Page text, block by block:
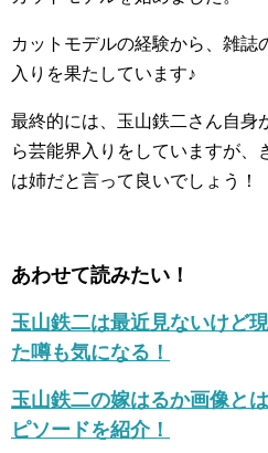
カットモデルの経験から、雑誌
入りを果たしています♪
最終的には、玉山鉄二さん自身
ら芸能界入りをしていますが、
は姉だと言って良いでしょう！
あわせて読みたい！
玉山鉄二は最近見ないけど
た噂も気になる！
玉山鉄二の嫁はるか画像と
ピソードを紹介！